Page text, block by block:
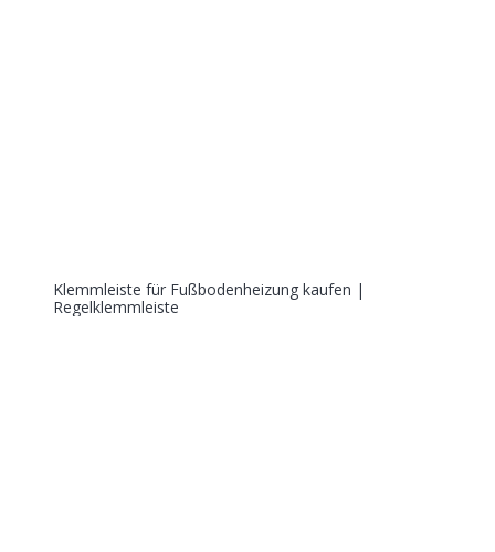
Klemmleiste für Fußbodenheizung kaufen |
Regelklemmleiste